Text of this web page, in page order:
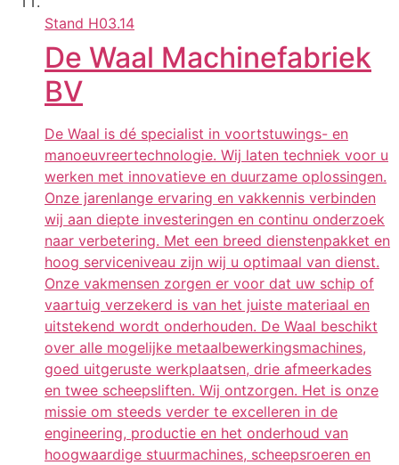
Stand H03.14
De Waal Machinefabriek
BV
De Waal is dé specialist in voortstuwings- en
manoeuvreertechnologie. Wij laten techniek voor u
werken met innovatieve en duurzame oplossingen.
Onze jarenlange ervaring en vakkennis verbinden
wij aan diepte investeringen en continu onderzoek
naar verbetering. Met een breed dienstenpakket en
hoog serviceniveau zijn wij u optimaal van dienst.
Onze vakmensen zorgen er voor dat uw schip of
vaartuig verzekerd is van het juiste materiaal en
uitstekend wordt onderhouden. De Waal beschikt
over alle mogelijke metaalbewerkingsmachines,
goed uitgeruste werkplaatsen, drie afmeerkades
en twee scheepsliften. Wij ontzorgen. Het is onze
missie om steeds verder te excelleren in de
engineering, productie en het onderhoud van
hoogwaardige stuurmachines, scheepsroeren en